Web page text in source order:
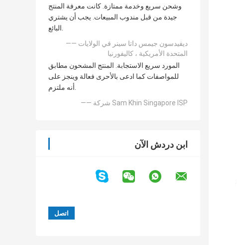
وشحن سريع وخدمة ممتازة. كانت معرفة المنتج
جيدة من قبل مندوب المبيعات. يجب أن يشتري
البائع.
—— ديفيدسون جيمس داتا سينر في الولايات
المتحدة الأمريكية ، كاليفورنيا
المورد سريع الاستجابة. المنتج المشحون مطابق
للمواصفات كما ادعى بالأحرى فعالة وينجز على
أنه ملتزم.
—— شركة Sam Khin Singapore ISP
ابن دردش الآن